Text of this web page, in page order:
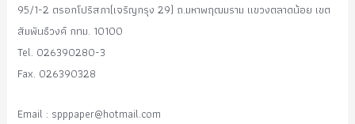
95/1-2 ตรอกโปริสภา(เจริญกรุง 29) ถ.มหาพฤฒมราม แขวงตลาดน้อย เขต
สัมพันธืวงค์ กทม. 10100
Tel. 026390280-3
Fax. 026390328
Email : spppaper@hotmail.com